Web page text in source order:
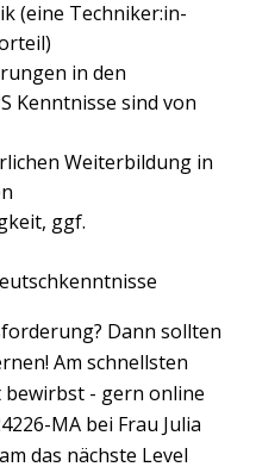
(eine Techniker:in-
in den
Kenntnisse sind von
Weiterbildung in
ggf.
Dann sollten
Am schnellsten
bewirbst - gern online
MA bei Frau Julia
das nächste Level